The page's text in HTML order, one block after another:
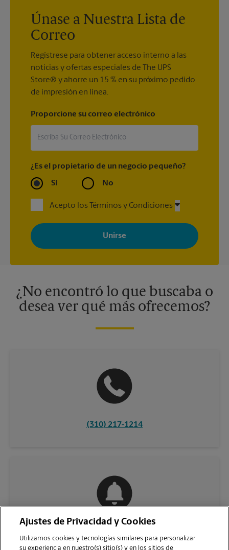
Únase a Nuestra Lista de
Correo
Regístrese para obtener acceso interno a las
noticias y ofertas especiales de The UPS
Store® y ahorre un 15 % en su próximo pedido
de impresión en línea.
Proporcione su correo electrónico
¿Es el propietario de un negocio pequeño?
Sí No
Acepto los Términos y Condiciones
Al registrarse, acepta recibir correos electrónicos de The UPS
Store con noticias, ofertas especiales, promociones y mensajes
adaptados a sus intereses. Puede darse de baja en cualquier
momento. Para más información, consulte nuestra política de
¿No encontró lo que buscaba o
desea ver qué más ofrecemos?
(310) 217-1214
Ajustes de Privacidad y Cookies
Utilizamos cookies y tecnologías similares para personalizar
su experiencia en nuestro(s) sitio(s) y en los sitios de